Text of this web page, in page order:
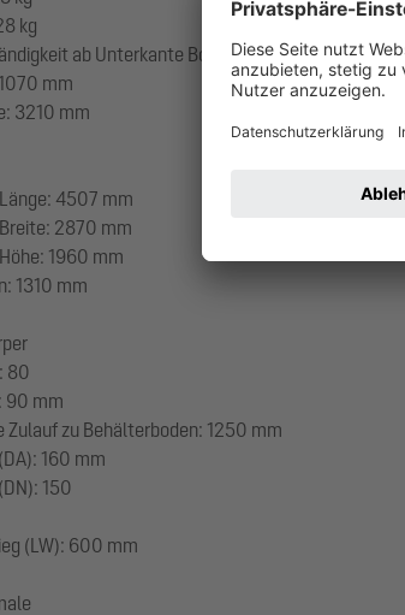
kg
ab Unterkante Bodenteil: 1800 mm
mm
3210 mm
4507 mm
2870 mm
1960 mm
1310 mm
80
90 mm
Zulauf zu Behälterboden: 1250 mm
160 mm
150
(LW): 600 mm